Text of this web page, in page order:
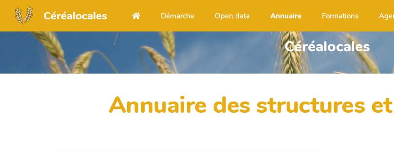
Aller au contenu principal
Céréalocales Démarche Open data Annuaire Formations
Céréalocales
Annuaire des structures